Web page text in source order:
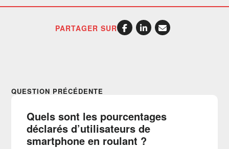
PARTAGER SUR
QUESTION PRÉCÉDENTE
Quels sont les pourcentages
déclarés d’utilisateurs de
smartphone en roulant ?